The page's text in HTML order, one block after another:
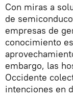
Con miras a
de
empresas de
conocimiento
embargo, las
Occidente
intenciones en